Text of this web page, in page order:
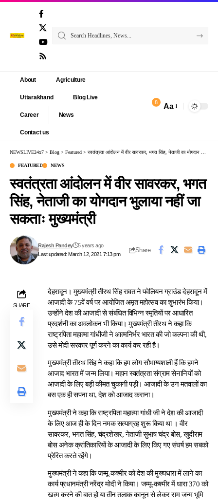
About Agriculture
Uttarakhand Blog Live
Career News
Contact us
8 Aa
NEWSLIVE24x7 > Blog > Featured > स्वतंत्रता आंदोलन में वीर सावरकर, भगत सिंह, नेताजी का योगदान भुलाया नहीं जा सकताः मुख्यमंत्री
FEATURED NEWS
स्वतंत्रता आंदोलन में वीर सावरकर, भगत
सिंह, नेताजी का योगदान भुलाया नहीं जा
सकताः मुख्यमंत्री
Last updated: March 12, 2021 7:13 pm
Rajesh Pandey 5 years ago
Share
SHARE
देहरादून। मुख्यमंत्री तीरथ सिंह रावत ने पवेलियन ग्राउंड देहरादून में
आजादी के 75वें वर्ष पर आयोजित अमृत महोत्सव का शुभारंभ किया।
उन्होंने देश की आजादी से संबंधित विभिन्न स्मृतियों पर आधारित
प्रदर्शनी का अवलोकन भी किया। मुख्यमंत्री तीरथ ने कहा कि
राष्ट्रपिता महात्मा गांधीजी ने आत्मनिर्भर भारत की जो कल्पना की थी,
उसे मोदी सरकार पूर्ण करने का कार्य कर रही है।
मुख्यमंत्री तीरथ सिंह ने कहा कि हम लोग सौभाग्यशाली हैं कि हमने
आजाद भारत में जन्म लिया। महान स्वतंत्रता संग्राम सेनानियों को
आजादी के लिए बड़ी कीमत चुकानी पड़ी। आजादी के उन मतवालों का
बस एक ही सपना था, देश को आजाद कराना।
मुख्यमंत्री ने कहा कि राष्ट्रपिता महात्मा गांधी जी ने देश की आजादी
के लिए आज ही के दिन नमक सत्याग्रह शुरू किया था । वीर
सावरकर, भगत सिंह, चंद्रशेखर, नेताजी सुभाष चंद्र बोस, खुदीराम
बोस अनेक क्रांतिकारियों के आजादी के लिए किए गए संघर्ष हम सबको
प्रेरित करते रहेंगे।
मुख्यमंत्री ने कहा कि जम्मू-कश्मीर को देश की मुख्यधारा में लाने का
कार्य प्रधानमंत्री नरेंद्र मोदी ने किया। जम्मू-कश्मीर में धारा 370 को
खत्म करने की बात हो या तीन तलाक कानून से लेकर राम जन्म भूमि